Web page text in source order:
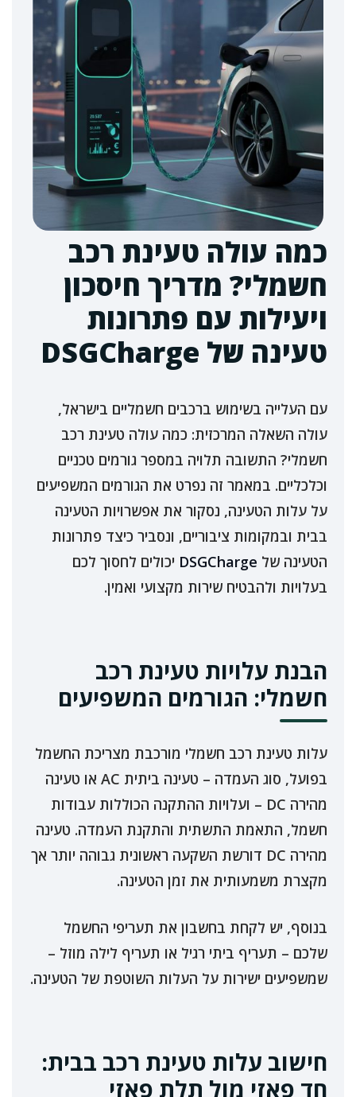
כמה עולה טעינת רכב
חשמלי? מדריך חיסכון
ויעילות עם פתרונות
טעינה של DSGCharge
עם העלייה בשימוש ברכבים חשמליים בישראל,
עולה השאלה המרכזית: כמה עולה טעינת רכב
חשמלי? התשובה תלויה במספר גורמים טכניים
וכלכליים. במאמר זה נפרט את הגורמים המשפיעים
על עלות הטעינה, נסקור את אפשרויות הטעינה
בבית ובמקומות ציבוריים, ונסביר כיצד פתרונות
הטעינה של DSGCharge יכולים לחסוך לכם
בעלויות ולהבטיח שירות מקצועי ואמין.
הבנת עלויות טעינת רכב
חשמלי: הגורמים המשפיעים
עלות טעינת רכב חשמלי מורכבת מצריכת החשמל
בפועל, סוג העמדה – טעינה ביתית AC או טעינה
מהירה DC – ועלויות ההתקנה הכוללות עבודות
חשמל, התאמת התשתית והתקנת העמדה. טעינה
מהירה DC דורשת השקעה ראשונית גבוהה יותר אך
מקצרת משמעותית את זמן הטעינה.
בנוסף, יש לקחת בחשבון את תעריפי החשמל
שלכם – תעריף ביתי רגיל או תעריף לילה מוזל –
שמשפיעים ישירות על העלות השוטפת של הטעינה.
חישוב עלות טעינת רכב בבית:
חד פאזי מול תלת פאזי